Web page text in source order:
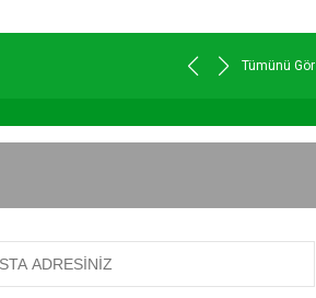
Tümünü Gör